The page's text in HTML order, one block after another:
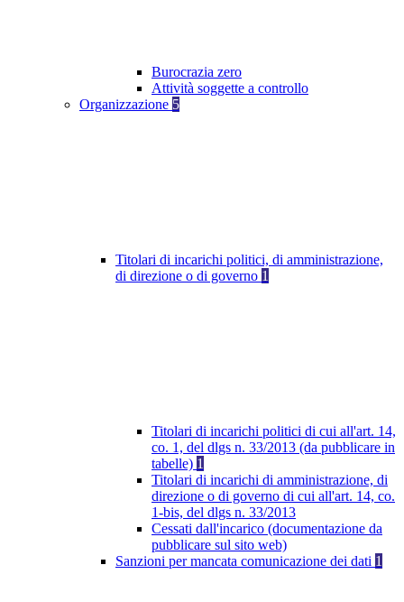
Burocrazia zero
Attività soggette a controllo
Organizzazione 5
Titolari di incarichi politici, di amministrazione,
di direzione o di governo 1
Titolari di incarichi politici di cui all'art. 14,
co. 1, del dlgs n. 33/2013 (da pubblicare in
tabelle) 1
Titolari di incarichi di amministrazione, di
direzione o di governo di cui all'art. 14, co.
1-bis, del dlgs n. 33/2013
Cessati dall'incarico (documentazione da
pubblicare sul sito web)
Sanzioni per mancata comunicazione dei dati 1